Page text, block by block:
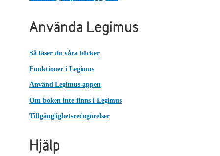
Använda Legimus
Så läser du våra böcker
Funktioner i Legimus
Använd Legimus-appen
Om boken inte finns i Legimus
Tillgänglighetsredogörelser
Hjälp